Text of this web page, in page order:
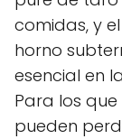
comidas, y‌ el ​
horno
esencial en
Para ​los
pueden